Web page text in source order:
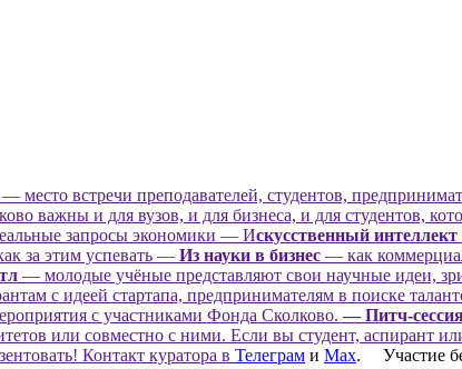
— место встречи преподавателей, студентов,
важны и для вузов, и для бизнеса, и для студентов,
запросы экономики — Искусственный
за этим успевать — Из науки в бизнес — как
— молодые учёные представляют свои научные идеи,
с идеей стартапа, предпринимателям в поиске
с участниками Фонда Сколково.— Питч-
или совместно с ними. Если вы студент, аспирант
Контакт куратора в Телеграм и Мах. Участие